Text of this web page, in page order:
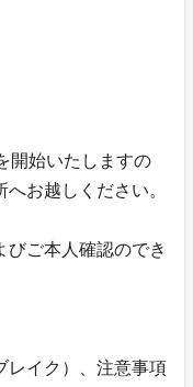
開始いたしますの
お越しください。
びご本人確認のでき
レイク）、注意事項